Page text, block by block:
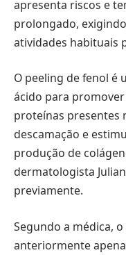
apresenta riscos e
prolongado,
atividades habituais
O peeling de fenol é
ácido para
proteínas presentes
descamação e
produção de
dermatologista
previamente.
Segundo a médica,
anteriormente